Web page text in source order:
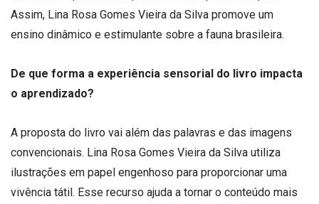
Assim, Lina Rosa Gomes Vieira da Silva promove um
ensino dinâmico e estimulante sobre a fauna brasileira.
De que forma a experiência sensorial do livro impacta
o aprendizado?
A proposta do livro vai além das palavras e das imagens
convencionais. Lina Rosa Gomes Vieira da Silva utiliza
ilustrações em papel engenhoso para proporcionar uma
vivência tátil. Esse recurso ajuda a tornar o conteúdo mais